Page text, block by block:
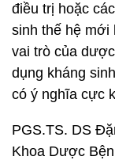
điều trị hoặc
sinh thế hệ mới
vai trò của
dụng kháng
có ý nghĩa cực
PGS.TS. DS
Khoa Dược